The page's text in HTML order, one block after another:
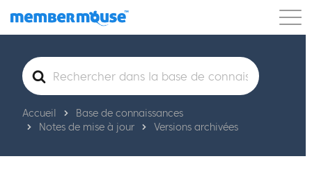
Caractéristiques Clients Tarification
Commencer
Rechercher
Accueil
Base de connaissances
Notes de mise à jour
Versions archivées